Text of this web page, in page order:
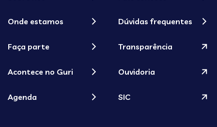
Onde estamos
Faça parte
Acontece no Guri
Agenda
Dúvidas frequentes
Transparência
Ouvidoria
SIC